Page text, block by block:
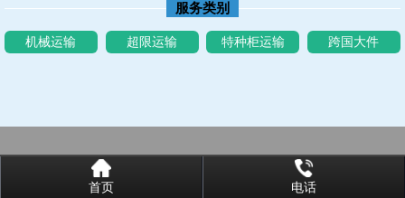
服务类别
机械运输 超限运输 特种柜运输 跨国大件
首页 电话